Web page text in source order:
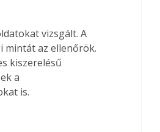
vizsgált. A
mintát az ellenőrök.
kiszerelésű
a
is.